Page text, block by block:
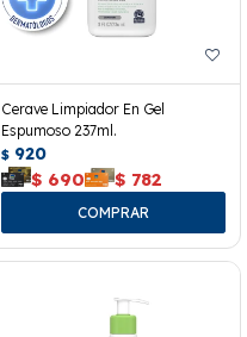
Cerave Limpiador En Gel
Espumoso 237ml.
$ 920
$ 690 $ 782